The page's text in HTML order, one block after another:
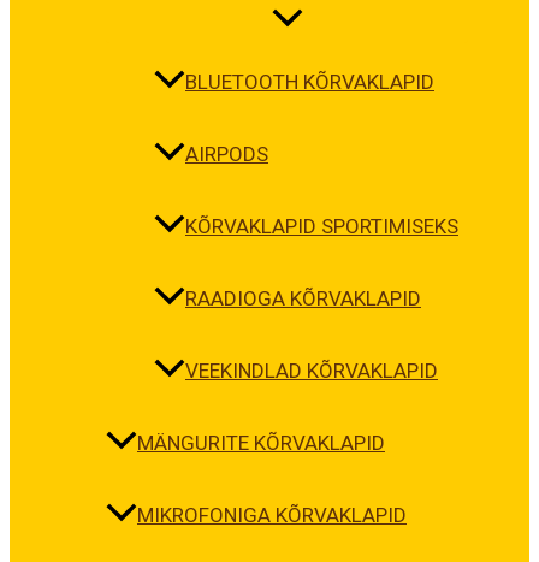
BLUETOOTH KÕRVAKLAPID
AIRPODS
KÕRVAKLAPID SPORTIMISEKS
RAADIOGA KÕRVAKLAPID
VEEKINDLAD KÕRVAKLAPID
MÄNGURITE KÕRVAKLAPID
MIKROFONIGA KÕRVAKLAPID